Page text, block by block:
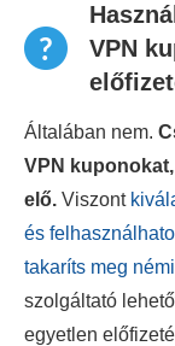
VPN
Általában nem.
VPN
elő. Viszont
és
takaríts meg
szolgáltató
egyetlen